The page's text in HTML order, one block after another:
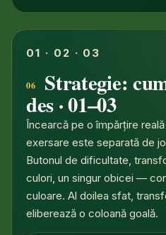
01 · 02 · 03
Strategie:
des · 01–03
Încearcă pe o împărțire
exersare este separată de
Butonul de dificultate,
culori, un singur obicei —
culoare. Al doilea sfat,
eliberează o coloană goală.